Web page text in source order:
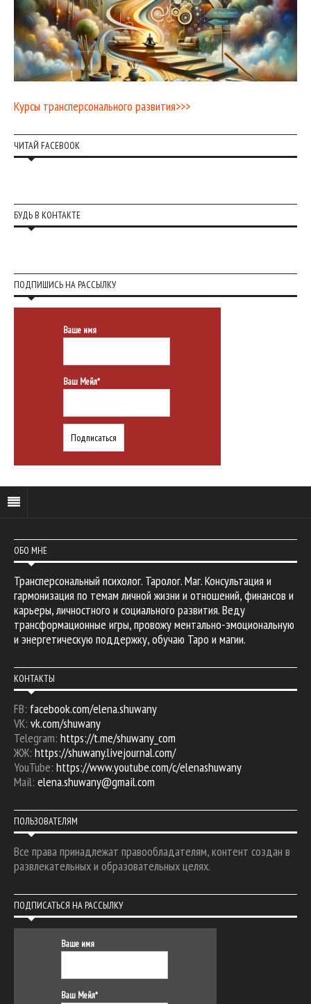
Курсы трансперсонального развития>>>
ЧИТАЙ FACEBOOK
БУДЬ В КОНТАКТЕ
ПОДПИШИСЬ НА РАССЫЛКУ
Ваше имя
Ваш Мейл*
ОБО МНЕ
Трансперсональный психолог. Таролог. Маг. Консультация и
гармонизация по темам личной жизни и отношений, финансов и
карьеры, личностного и социального развития. Веду
трансформационные игры, провожу ментально-эмоциональную
и энергетическую поддержку, обучаю Таро и магии.
КОНТАКТЫ
FB: facebook.com/elena.shuwany
VK: vk.com/shuwany
Telegram: https://t.me/shuwany_com
ЖЖ: https://shuwany.livejournal.com/
YouTube: https://www.youtube.com/c/elenashuwany
Mail: elena.shuwany@gmail.com
ПОЛЬЗОВАТЕЛЯМ
Все права принадлежат правообладателям, контент создан в
развлекательных и образовательных целях.
ПОДПИСАТЬСЯ НА РАССЫЛКУ
Ваше имя
Ваш Мейл*